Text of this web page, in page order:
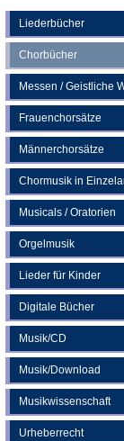
Liederbücher
Chorbücher
Messen / Geistliche
Frauenchorsätze
Männerchorsätze
Chormusik in
Musicals / Oratorien
Orgelmusik
Lieder für Kinder
Digitale Bücher
Musik/CD
Musik/Download
Musikwissenschaft
Urheberrecht